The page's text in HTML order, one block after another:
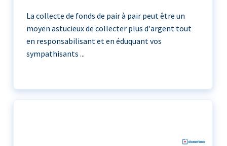
La collecte de fonds de pair à pair peut être un
moyen astucieux de collecter plus d'argent tout
en responsabilisant et en éduquant vos
sympathisants ...